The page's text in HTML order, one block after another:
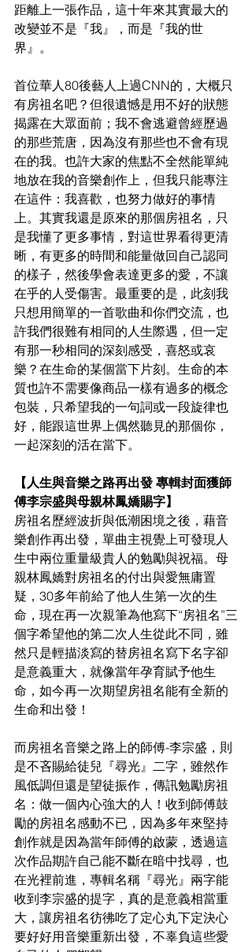
距離上一張作品，這十年來其實最大的
改變並不是『我』，而是『我的世
界』。
首位華人80後藝人上過CNN的，大概只
有房祖名吧？但很遺憾是用不好的狀態
揭露在大眾面前；我不會逃避曾經歷過
的那些荒唐，因為沒有那些也不會有現
在的我。也許大家的焦點不全然能單純
地放在我的音樂創作上，但我只能專注
在這件：我喜歡，也努力做好的事情
上。其實我還是原來的那個房祖名，只
是我懂了更多事情，對這世界看得更清
晰，有更多的時間和能量做回自己認同
的樣子，然後學會表達更多的愛，不讓
在乎的人受傷害。最重要的是，此刻我
只想用簡單的一首歌曲和你們交流，也
許我們很難有相同的人生際遇，但一定
有那一秒相同的深刻感受，喜怒或哀
樂？在生命的某個當下片刻。生命的本
質也許不需要像商品一樣有過多的概念
包裝，只希望我的一句詞或一段旋律也
好，能跟這世界上偶然聽見的那個你，
一起深刻的活在當下。
【人生與音樂之路再出發 專輯封面獲師
傅李宗盛與母親林鳳嬌賜字】
房祖名歷經波折與低潮困境之後，藉音
樂創作再出發，單曲主視覺上可發現人
生中兩位重量級貴人的勉勵與祝福。母
親林鳳嬌對房祖名的付出與愛無庸置
疑，30多年前給了他人生第一次的生
命，現在再一次親筆為他寫下“房祖名”三
個字希望他的第二次人生從此不同，雖
然只是輕描淡寫的替房祖名寫下名字卻
是意義重大，就像當年孕育賦予他生
命，如今再一次期望房祖名能有全新的
生命和出發！
而房祖名音樂之路上的師傅-李宗盛，則
是不吝賜給徒兒『尋光』二字，雖然作
風低調但還是望徒振作，傳訊勉勵房祖
名：做一個內心強大的人！收到師傅鼓
勵的房祖名感動不已，因為多年來堅持
創作就是因為當年師傅的啟蒙，透過這
次作品期許自己能不斷在暗中找尋，也
在光裡前進，專輯名稱『尋光』兩字能
收到李宗盛的提字，真的是意義相當重
大，讓房祖名彷彿吃了定心丸下定決心
要好好用音樂重新出發，不辜負這些愛